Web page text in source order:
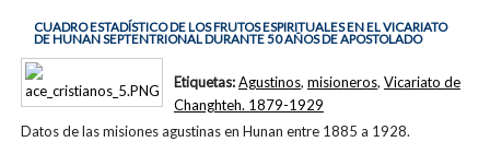
CUADRO ESTADÍSTICO DE LOS FRUTOS ESPIRITUALES EN EL VICARIATO
DE HUNAN SEPTENTRIONAL DURANTE 50 AÑOS DE APOSTOLADO
Datos de las misiones agustinas en Hunan entre 1885 a 1928.
Etiquetas:Agustinos, misioneros, Vicariato de
Changhteh. 1879-1929